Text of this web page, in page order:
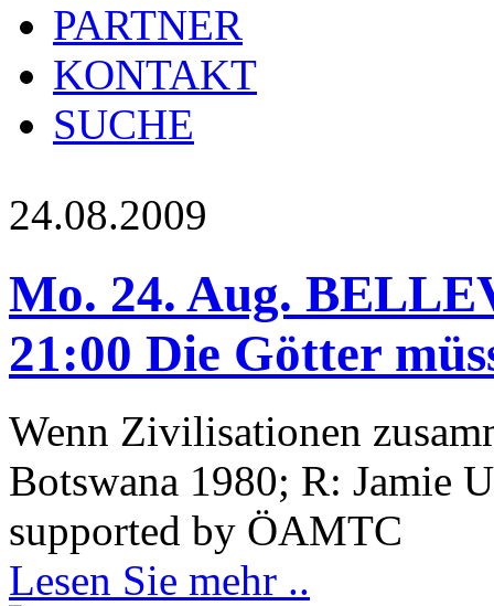
PARTNER
KONTAKT
SUCHE
24.08.2009
Mo. 24. Aug.
21:00 Die Götter
Wenn Zivilisationen
Botswana 1980; R: Jamie
supported by ÖAMTC
Lesen Sie mehr ..